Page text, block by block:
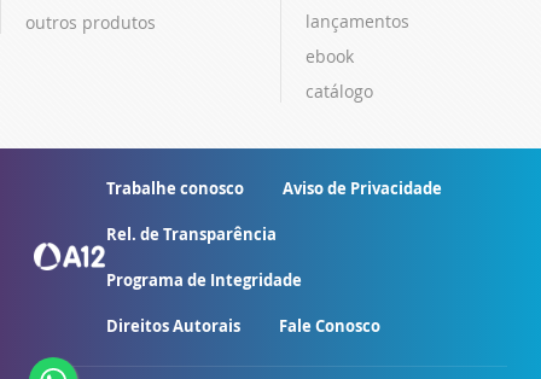
outros produtos
lançamentos
ebook
catálogo
Trabalhe conosco Aviso de Privacidade
Rel. de Transparência
Programa de Integridade
Direitos Autorais Fale Conosco